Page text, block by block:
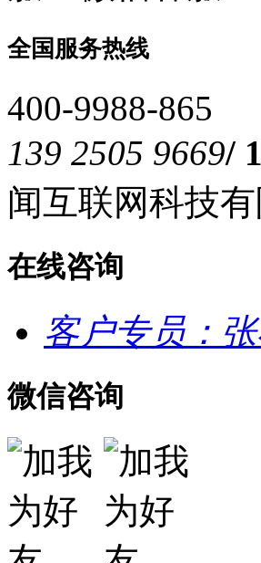
全国服务热线
400-9988-865
139 2505 9669/
闻互联网科技有
在线咨询
客户专员：
微信咨询